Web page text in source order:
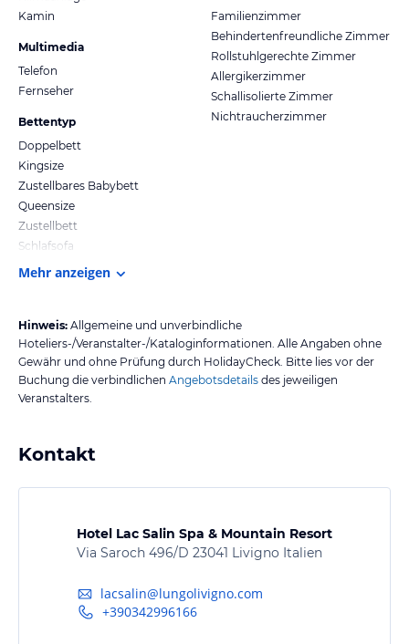
Kamin
Multimedia
Telefon
Fernseher
Bettentyp
Doppelbett
Kingsize
Zustellbares Babybett
Queensize
Zustellbett
Schlafsofa
Familienzimmer
Behindertenfreundliche Zimmer
Rollstuhlgerechte Zimmer
Allergikerzimmer
Schallisolierte Zimmer
Nichtraucherzimmer
Mehr anzeigen
Hinweis: Allgemeine und unverbindliche
Hoteliers-/Veranstalter-/Kataloginformationen. Alle Angaben ohne
Gewähr und ohne Prüfung durch HolidayCheck. Bitte lies vor der
Buchung die verbindlichen Angebotsdetails des jeweiligen
Veranstalters.
Kontakt
Hotel Lac Salin Spa & Mountain Resort
Via Saroch 496/D 23041 Livigno Italien
lacsalin@lungolivigno.com
+390342996166